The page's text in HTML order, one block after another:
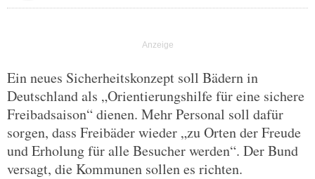
Ein neues Sicherheitskonzept soll Bädern in
Deutschland als „Orientierungshilfe für eine sichere
Freibadsaison“ dienen. Mehr Personal soll dafür
sorgen, dass Freibäder wieder „zu Orten der Freude
und Erholung für alle Besucher werden“. Der Bund
versagt, die Kommunen sollen es richten.